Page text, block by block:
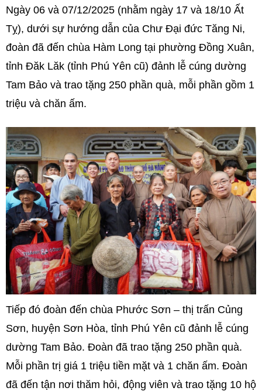
Ngày 06 và 07/12/2025 (nhằm ngày 17 và 18/10 Ất
Tỵ), dưới sự hướng dẫn của Chư Đại đức Tăng Ni,
đoàn đã đến chùa Hàm Long tại phường Đồng Xuân,
tỉnh Đăk Lăk (tỉnh Phú Yên cũ) đảnh lễ cúng dường
Tam Bảo và trao tặng 250 phần quà, mỗi phần gồm 1
triệu và chăn ấm.
Tiếp đó đoàn đến chùa Phước Sơn – thị trấn Củng
Sơn, huyện Sơn Hòa, tỉnh Phú Yên cũ đảnh lễ cúng
dường Tam Bảo. Đoàn đã trao tặng 250 phần quà.
Mỗi phần trị giá 1 triệu tiền mặt và 1 chăn ấm. Đoàn
đã đến tận nơi thăm hỏi, động viên và trao tặng 10 hộ